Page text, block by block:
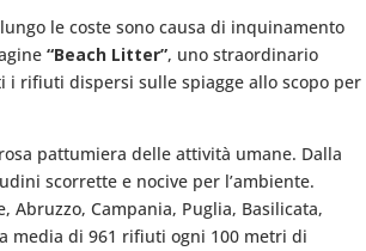
le coste sono causa di inquinamento
“Beach Litter”, uno straordinario
i rifiuti dispersi sulle spiagge allo scopo per
pattumiera delle attività umane. Dalla
scorrette e nocive per l’ambiente.
Abruzzo, Campania, Puglia, Basilicata,
media di 961 rifiuti ogni 100 metri di